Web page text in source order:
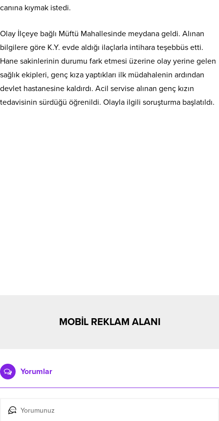
canına kıymak istedi.
Olay İlçeye bağlı Müftü Mahallesinde meydana geldi. Alınan
bilgilere göre K.Y. evde aldığı ilaçlarla intihara teşebbüs etti.
Hane sakinlerinin durumu fark etmesi üzerine olay yerine gelen
sağlık ekipleri, genç kıza yaptıkları ilk müdahalenin ardından
devlet hastanesine kaldırdı. Acil servise alınan genç kızın
tedavisinin sürdüğü öğrenildi. Olayla ilgili soruşturma başlatıldı.
MOBİL REKLAM ALANI
Yorumlar